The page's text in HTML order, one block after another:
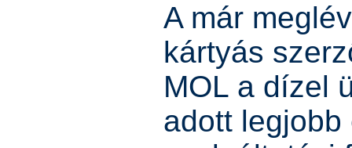
A már
kártyás
MOL a dízel
adott